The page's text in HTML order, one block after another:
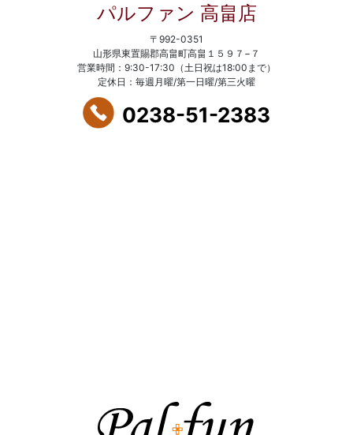
パルファン 高畠店
〒992-0351
山形県東置賜郡高畠町高畠１５９７−７
営業時間：9:30-17:30（土日祝は18:00まで）
定休日：毎週月曜/第一日曜/第三火曜
0238-51-2383